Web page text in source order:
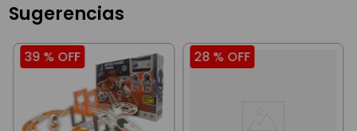
Sugerencias
39 % OFF 28 % OFF